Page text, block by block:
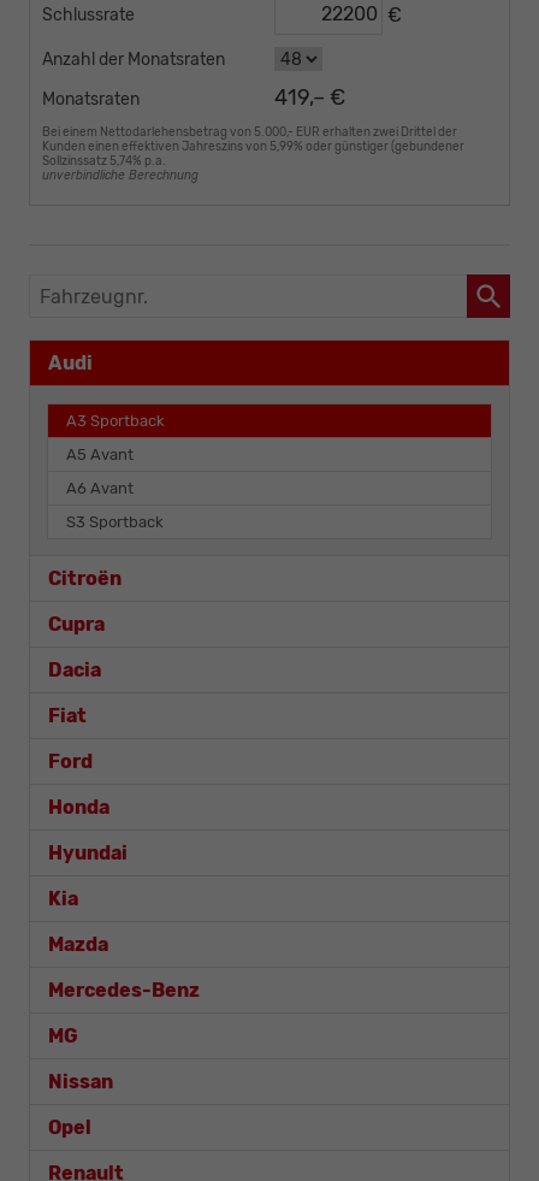
Schlussrate €
Anzahl der Monatsraten
Monatsraten
419,– €
Bei einem Nettodarlehensbetrag von 5.000,- EUR erhalten zwei Drittel der
Kunden einen effektiven Jahreszins von 5,99% oder günstiger (gebundener
Sollzinssatz 5,74% p.a.
unverbindliche Berechnung
Fahrzeugnr.
Audi
A3 Sportback
A5 Avant
A6 Avant
S3 Sportback
Citroën
Cupra
Dacia
Fiat
Ford
Honda
Hyundai
Kia
Mazda
Mercedes-Benz
MG
Nissan
Opel
Renault